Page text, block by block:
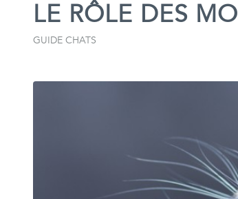
LE RÔLE DES
GUIDE CHATS